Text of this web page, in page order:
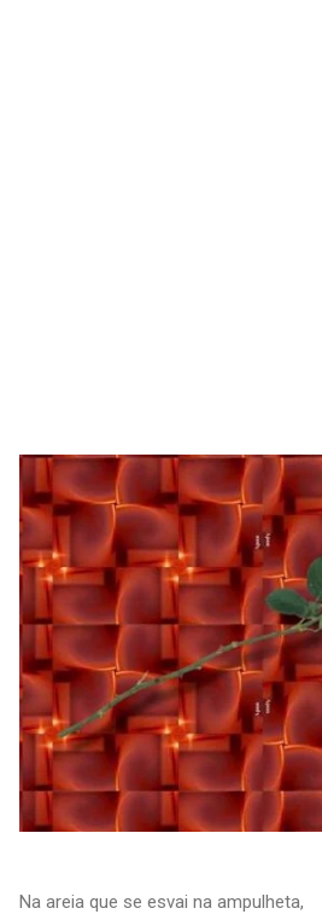
Na areia que se esvai na ampulheta,